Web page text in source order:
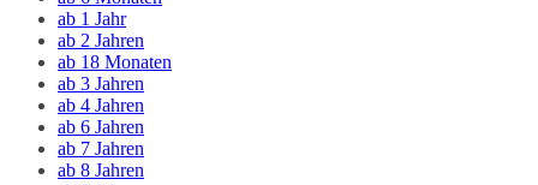
ab 1 Jahr
ab 2 Jahren
ab 18 Monaten
ab 3 Jahren
ab 4 Jahren
ab 6 Jahren
ab 7 Jahren
ab 8 Jahren